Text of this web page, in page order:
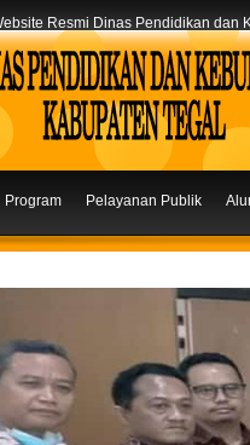
Resmi Dinas Pendidikan dan
Program Pelayanan Publik